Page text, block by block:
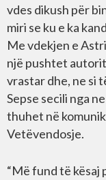
vdes dikush për
miri se ku e ka
Me vdekjen e
një pushtet
vrastar dhe, ne si
Sepse secili nga
thuhet në
Vetëvendosje.
“Më fund të